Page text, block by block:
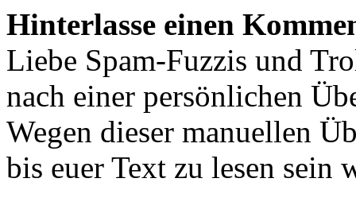
Hinterlasse einen
Liebe Spam-Fuzzis und
nach einer persönlichen
Wegen dieser manuellen
bis euer Text zu lesen sein